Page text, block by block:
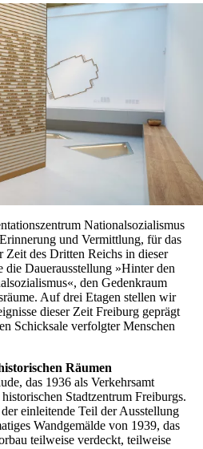
Nationalsozialismus
und Vermittlung, für das
Zeit des Dritten Reichs in dieser
die Dauerausstellung »Hinter den
den Gedenkraum
Auf drei Etagen stellen wir
dieser Zeit Freiburg geprägt
Schicksale verfolgter Menschen
Räumen
das 1936 als Verkehrsamt
Stadtzentrum Freiburgs.
einleitende Teil der Ausstellung
Wandgemälde von 1939, das
teilweise verdeckt, teilweise